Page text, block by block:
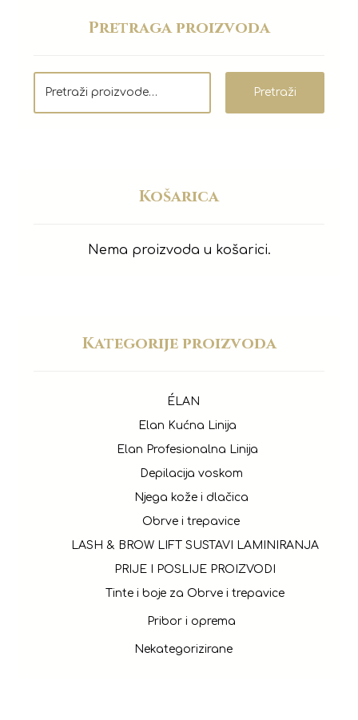
Pretraga proizvoda
Pretraži
Košarica
Nema proizvoda u košarici.
Kategorije proizvoda
ÉLAN
Elan Kućna Linija
Elan Profesionalna Linija
Depilacija voskom
Njega kože i dlačica
Obrve i trepavice
LASH & BROW LIFT SUSTAVI LAMINIRANJA
PRIJE I POSLIJE PROIZVODI
Tinte i boje za Obrve i trepavice
Pribor i oprema
Nekategorizirane